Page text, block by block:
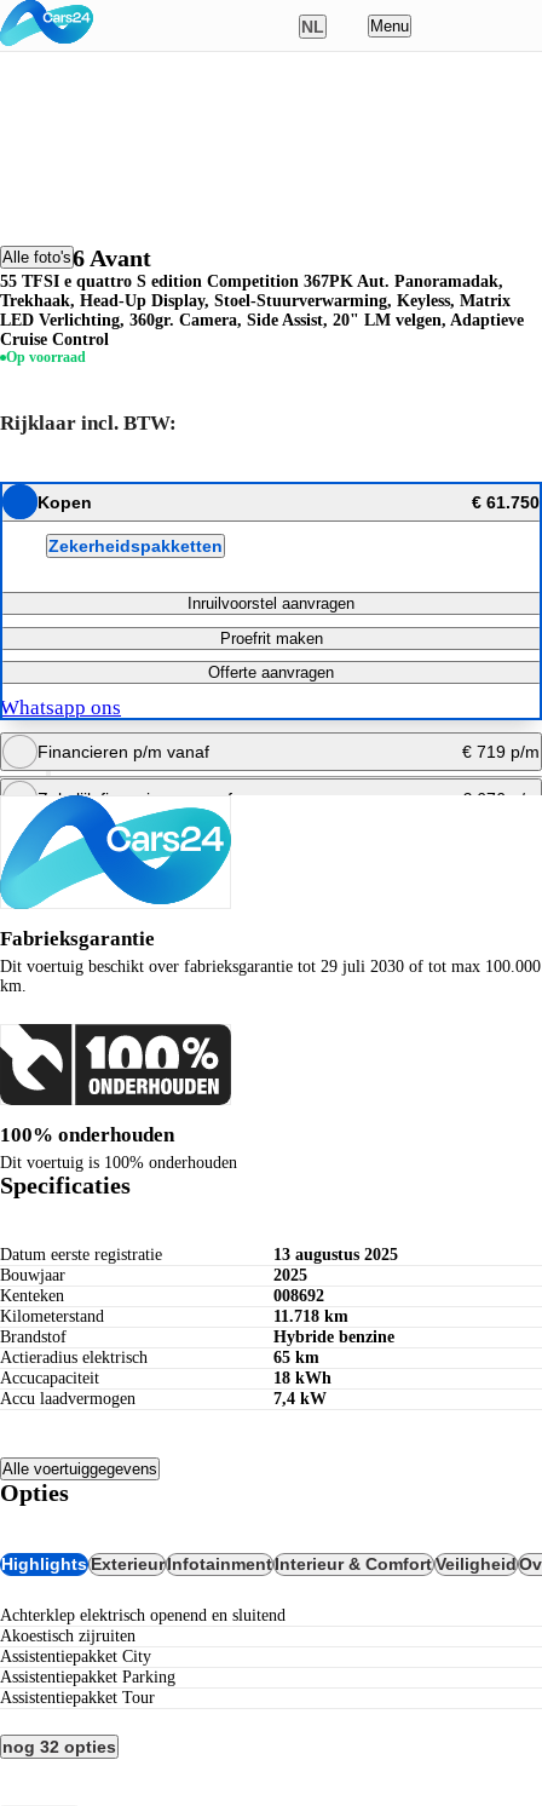
NL
Français
Polski
Menu
Alle foto's
Audi A6 Avant
55 TFSI e quattro S edition Competition 367PK Aut. Panoramadak,
Trekhaak, Head-Up Display, Stoel-Stuurverwarming, Keyless, Matrix
LED Verlichting, 360gr. Camera, Side Assist, 20" LM velgen, Adaptieve
Cruise Control
Op voorraad
Rijklaar incl. BTW:
Kopen € 61.750
Zekerheidspakketten
Inruilvoorstel aanvragen
Proefrit maken
Offerte aanvragen
Whatsapp ons
Financieren p/m vanaf € 719 p/m
Bereken maandbedrag
Zakelijk financieren vanaf € 676 p/m
Bereken maandbedrag
Fabrieksgarantie
Dit voertuig beschikt over fabrieksgarantie tot 29 juli 2030 of tot max 100.000
km.
100% onderhouden
Dit voertuig is 100% onderhouden
Specificaties
Datum eerste registratie
13 augustus 2025
Bouwjaar
2025
Kenteken
008692
Kilometerstand
11.718 km
Brandstof
Hybride benzine
Actieradius elektrisch
65 km
Accucapaciteit
18 kWh
Accu laadvermogen
7,4 kW
Alle voertuiggegevens
Opties
HighlightsExterieurInfotainmentInterieur & ComfortVeiligheid
Achterklep elektrisch openend en sluitend
Akoestisch zijruiten
Assistentiepakket City
Assistentiepakket Parking
Assistentiepakket Tour
nog 32 opties